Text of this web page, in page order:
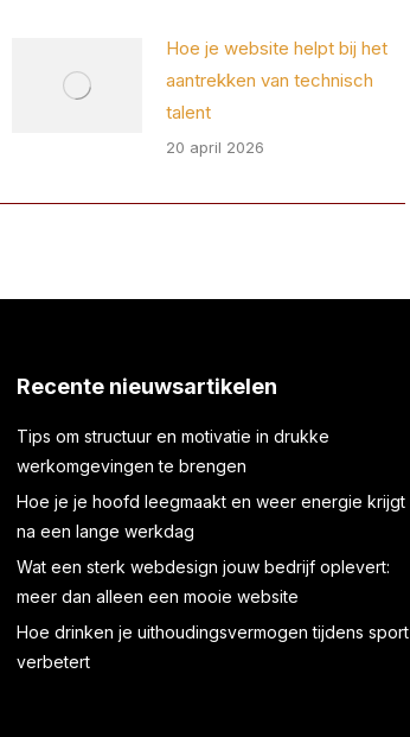
Hoe je website helpt bij het
aantrekken van technisch
talent
20 april 2026
Recente nieuwsartikelen
Tips om structuur en motivatie in drukke
werkomgevingen te brengen
Hoe je je hoofd leegmaakt en weer energie krijgt
na een lange werkdag
Wat een sterk webdesign jouw bedrijf oplevert:
meer dan alleen een mooie website
Hoe drinken je uithoudingsvermogen tijdens sport
verbetert